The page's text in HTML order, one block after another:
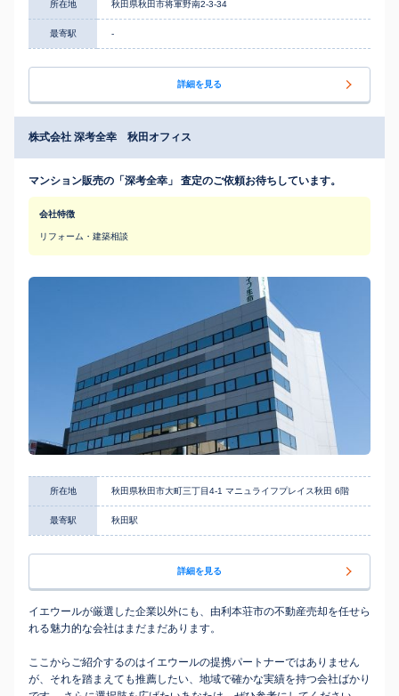
所在地 秋田県秋田市将軍野南2-3-34
最寄駅 -
詳細を見る
株式会社 深考全幸 秋田オフィス
マンション販売の「深考全幸」 査定のご依頼お待ちしています。
会社特徴
リフォーム・建築相談
所在地 秋田県秋田市大町三丁目4-1 マニュライフプレイス秋田 6階
最寄駅 秋田駅
詳細を見る
イエウールが厳選した企業以外にも、由利本荘市の不動産売却を任せら
れる魅力的な会社はまだまだあります。
ここからご紹介するのはイエウールの提携パートナーではありません
が、それを踏まえても推薦したい、地域で確かな実績を持つ会社ばかり